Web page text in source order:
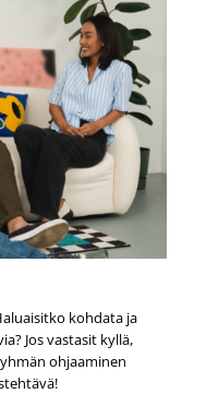
kohdata ja
Jos vastasit kyllä,
ohjaaminen